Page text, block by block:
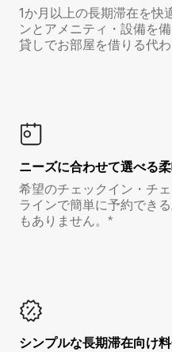
1か月以上の長期滞在を快
ンとアメニティ・設備を
貸しでお部屋を借りる代
ニーズに合わせて選べる
希望のチェックイン・チ
ラインで簡単に予約でき
もありません。*
シンプルな長期滞在向け